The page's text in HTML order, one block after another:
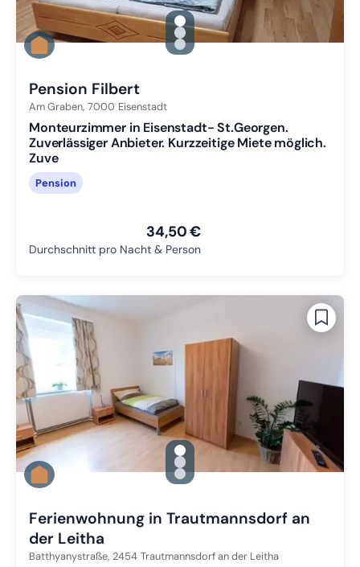
gallery.slide_selector
Zu Slide 1 wechseln
Zu Slide 2 wechseln
Zu Slide 3 wechseln
Pension Filbert
Am Graben, 7000 Eisenstadt
Monteurzimmer in Eisenstadt- St.Georgen.
Zuverlässiger Anbieter. Kurzzeitige Miete möglich.
Zuve
Pension
34,50 €
Durchschnitt pro Nacht & Person
gallery.slide_selector
Zu Slide 1 wechseln
Zu Slide 2 wechseln
Zu Slide 3 wechseln
Ferienwohnung in Trautmannsdorf an
der Leitha
Batthyanystraße, 2454 Trautmannsdorf an der Leitha